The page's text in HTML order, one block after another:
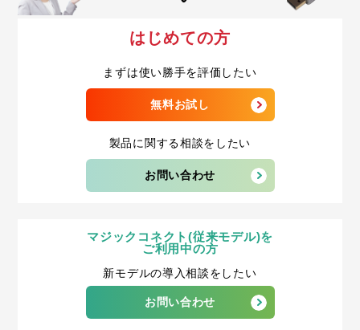
はじめての方
まずは使い勝手を評価したい
無料お試し
製品に関する相談をしたい
お問い合わせ
マジックコネクト(従来モデル)を
ご利用中の方
新モデルの導入相談をしたい
お問い合わせ